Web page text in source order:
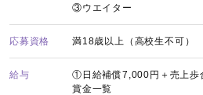
③ウエイター
応募資格 満18歳以上（高校生不可）
給与
①日給補償7,000円＋売上歩
賞金一覧